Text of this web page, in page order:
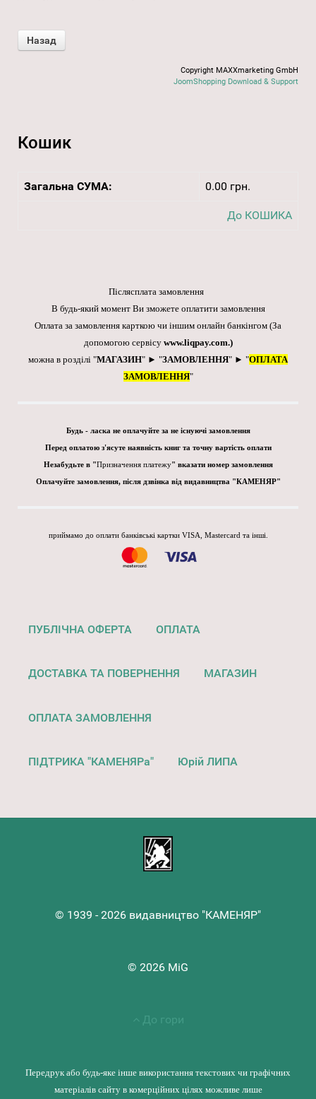
Copyright MAXXmarketing GmbH
JoomShopping Download & Support
Кошик
Загальна СУМА: 0.00 грн.
До КОШИКА
Післясплата замовлення
В будь-який момент Ви зможете оплатити замовлення
Оплата за замовлення карткою чи іншим онлайн банкінгом (За
допомогою сервісу www.liqpay.com.)
можна в розділі "МАГАЗИН" ► "ЗАМОВЛЕННЯ" ► "ОПЛАТА
ЗАМОВЛЕННЯ"
Будь - ласка не оплачуйте за не існуючі замовлення
Перед оплатою з'ясуте наявність книг та точну вартість оплати
Незабудьте в "Призначення платежу" вказати номер замовлення
Оплачуйте замовлення, після дзвінка від видавництва "КАМЕНЯР"
приймамо до оплати банківські картки VISA, Mastercard та інші.
ПУБЛІЧНА ОФЕРТА ОПЛАТА
ДОСТАВКА ТА ПОВЕРНЕННЯ МАГАЗИН
ОПЛАТА ЗАМОВЛЕННЯ
ПІДТРИКА "КАМЕНЯРа" Юрій ЛИПА
© 1939 - 2026 видавництво "КАМЕНЯР"
© 2026 MiG
До гори
Передрук або будь-яке інше використання текстових чи графічних
матеріалів сайту в комерційних цілях можливе лише